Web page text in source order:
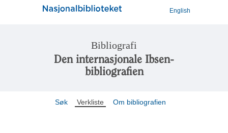
English
Bibliografi
Den internasjonale Ibsen-
bibliografien
Søk Verkliste Om bibliografien